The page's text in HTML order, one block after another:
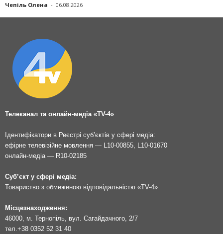
Чепіль Олена - 06.08.2026
Телеканал та онлайн-медіа «TV-4»
Ідентифікатори в Реєстрі суб’єктів у сфері медіа:
ефірне телевізійне мовлення — L10-00855, L10-01670
онлайн-медіа — R10-02185
Суб’єкт у сфері медіа:
Товариство з обмеженою відповідальністю «TV-4»
Місцезнаходження:
46000, м. Тернопіль, вул. Сагайдачного, 2/7
тел. +38 0352 52 31 40